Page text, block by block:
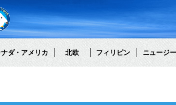
ナダ・アメリカ 北欧 フィリピン ニュージ